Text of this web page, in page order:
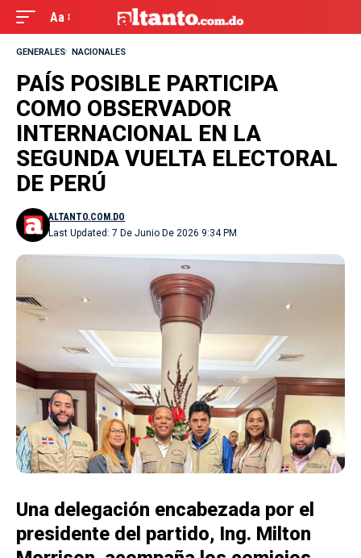
Aa
GENERALES NACIONALES
PAÍS POSIBLE PARTICIPA
COMO OBSERVADOR
INTERNACIONAL EN LA
SEGUNDA VUELTA ELECTORAL
DE PERÚ
Last Updated: 7 De Junio De 2026 9:34 PM
ALTANTO.COM.DO
Una delegación encabezada por el
presidente del partido, Ing. Milton